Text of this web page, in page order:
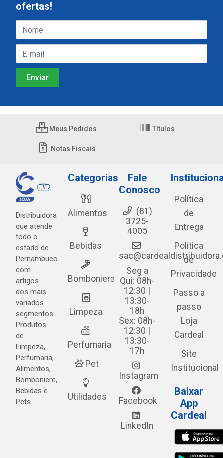
ofertas!
Meus Pedidos Títulos
Notas Fiscais
Distribuidora
que atende
todo o
estado de
Pernambuco
com
artigos
dos mais
variados
segmentos:
Produtos
de
Limpeza,
Perfumaria,
Alimentos,
Bomboniere,
Bebidas e
Pets.
Categorias
Alimentos
Bebidas
Bomboniere
Limpeza
Perfumaria
Pet
Utilidades
Fale
Conosco
(81)
3725-
4005
Seg a
Qui: 08h-
12:30 |
13:30-
18h
Sex: 08h-
12:30 |
13:30-
17h
Instagram
Facebook
LinkedIn
Política
de
Entrega
Política
de
Privacidade
Passo a
passo
Loja
Cardeal
Site
Institucional
Baixar
App
Cardeal